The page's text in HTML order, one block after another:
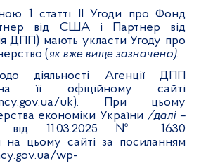
1 статті ІІ Угоди про Фонд
від США і Партнер від
ДПП) мають укласти Угоду про
(як вже вище зазначено).
діяльності Агенції ДПП
її офіційному сайті
uk). При цьому
економіки України /далі –
11.03.2025 № 1630
цьому сайті за посиланням
wp-